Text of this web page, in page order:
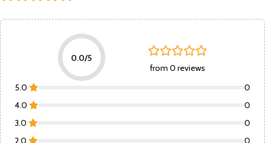
0.0/5
from 0 reviews
5.0
0
4.0
0
3.0
0
2.0
0